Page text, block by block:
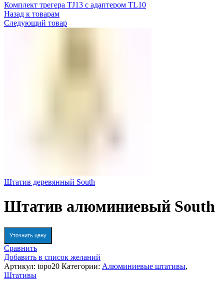
Комплект трегера TJ13 с адаптером TL10
Назад к товарам
Следующий товар
Штатив деревянный South
Штатив алюминиевый South
Уточнить цену
Сравнить
Добавить в список желаний
Артикул: topo20 Категории: Алюминиевые штативы,
Штативы